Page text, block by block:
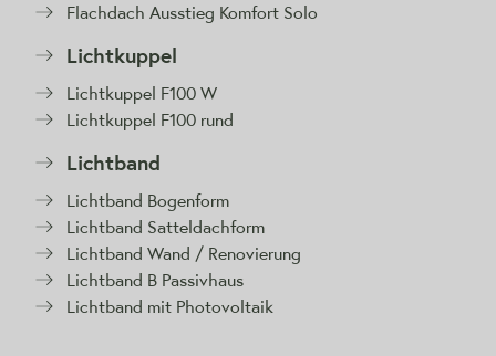
Flachdach Ausstieg Komfort Solo
Lichtkuppel
Lichtkuppel F100 W
Lichtkuppel F100 rund
Lichtband
Lichtband Bogenform
Lichtband Satteldachform
Lichtband Wand / Renovierung
Lichtband B Passivhaus
Lichtband mit Photovoltaik